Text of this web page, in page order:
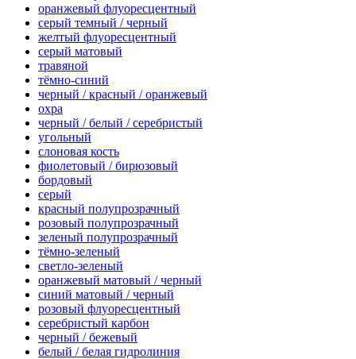
оранжевый флуоресцентный
серый темный / черный
желтый флуоресцентный
серый матовый
травяной
тёмно-синий
черный / красный / оранжевый
охра
черный / белый / серебристый
угольный
слоновая кость
фиолетовый / бирюзовый
бордовый
серый
красный полупрозрачный
розовый полупрозрачный
зеленый полупрозрачный
тёмно-зеленый
светло-зеленый
оранжевый матовый / черный
синий матовый / черный
розовый флуоресцентный
серебристый карбон
черный / бежевый
белый / белая гидролиния